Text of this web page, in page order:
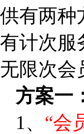
供有两种
有计次服
无限次会
方案一
1、 “会